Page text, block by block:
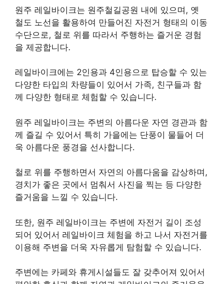
원주 레일바이크는 원주철길공원 내에 있으며, 옛
철도 노선을 활용하여 만들어진 자전거 형태의 이동
수단으로, 철로 위를 따라서 주행하는 즐거운 경험
을 제공합니다.
레일바이크에는 2인용과 4인용으로 탑승할 수 있는
다양한 타입의 차량들이 있어서 가족, 친구들과 함
께 다양한 형태로 체험할 수 있습니다.
원주 레일바이크는 주변의 아름다운 자연 경관과 함
께 즐길 수 있어서 특히 가을에는 단풍이 물들어 더
욱 아름다운 풍경을 선사합니다.
철로 위를 주행하면서 자연의 아름다움을 감상하며,
경치가 좋은 곳에서 멈춰서 사진을 찍는 등 다양한
즐거움을 느낄 수 있습니다.
또한, 원주 레일바이크는 주변에 자전거 길이 조성
되어 있어서 레일바이크 체험을 하고 나서 자전거를
이용해 주변을 더욱 자유롭게 탐험할 수 있습니다.
주변에는 카페와 휴게시설들도 잘 갖추어져 있어서